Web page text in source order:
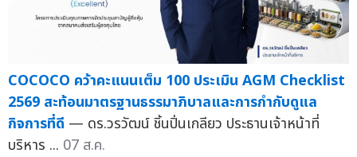
COCOCO คว้าคะแนนเต็ม 100 ประเมิน AGM Checklist
2569 สะท้อนมาตรฐานธรรมาภิบาลและการกำกับดูแล
กิจการที่ดี — ดร.วรวัฒน์ ชิ้นปิ่นเกลียว ประธานเจ้าหน้าที่
บริหาร ... 07 ส.ค.